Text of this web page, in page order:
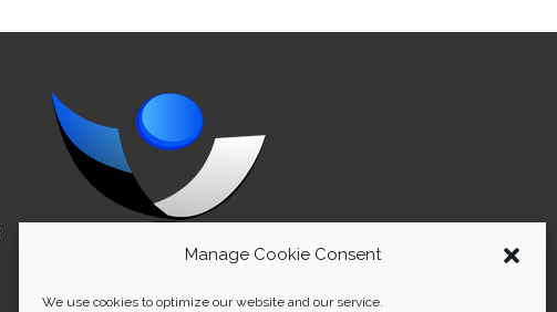
Manage Cookie Consent
We use cookies to optimize our website and our service.